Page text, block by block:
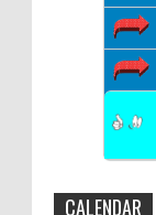
CALENDAR